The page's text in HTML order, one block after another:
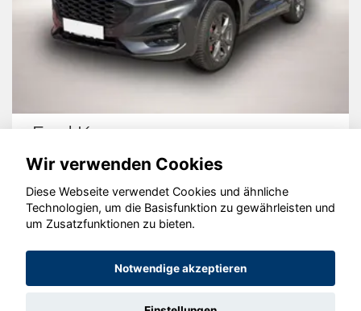
Ford Kuga
© konjunkturmotor.de GmbH 2020 - 2026
Wir verwenden Cookies
Diese Webseite verwendet Cookies und ähnliche
Technologien, um die Basisfunktion zu gewährleisten und
um Zusatzfunktionen zu bieten.
Notwendige akzeptieren